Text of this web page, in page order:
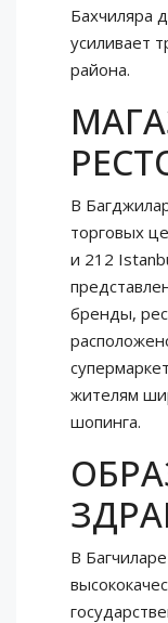
Бахчиляра
усиливает
района.
В
торговых
и 212
бренды,
жителям
шопинга.
В